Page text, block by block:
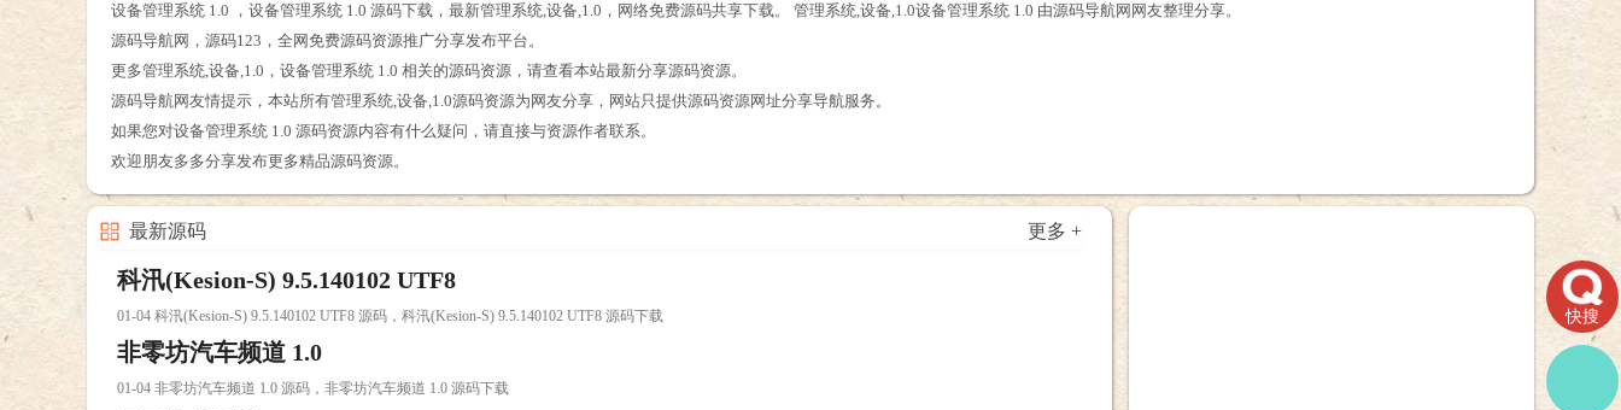
设备管理系统 1.0 ，设备管理系统 1.0 源码下载，最新管理系统,设备,1.0，网络免费源码共享下载。 管理系统,设备,1.0设备管理系统 1.0 由源码导航网网友整理分享。
源码导航网，源码123，全网免费源码资源推广分享发布平台。
更多管理系统,设备,1.0，设备管理系统 1.0 相关的源码资源，请查看本站最新分享源码资源。
源码导航网友情提示，本站所有管理系统,设备,1.0源码资源为网友分享，网站只提供源码资源网址分享导航服务。
如果您对设备管理系统 1.0 源码资源内容有什么疑问，请直接与资源作者联系。
欢迎朋友多多分享发布更多精品源码资源。
最新源码 更多 +
科汛(Kesion-S) 9.5.140102 UTF8
01-04 科汛(Kesion-S) 9.5.140102 UTF8 源码，科汛(Kesion-S) 9.5.140102 UTF8 源码下载
非零坊汽车频道 1.0
01-04 非零坊汽车频道 1.0 源码，非零坊汽车频道 1.0 源码下载
快搜